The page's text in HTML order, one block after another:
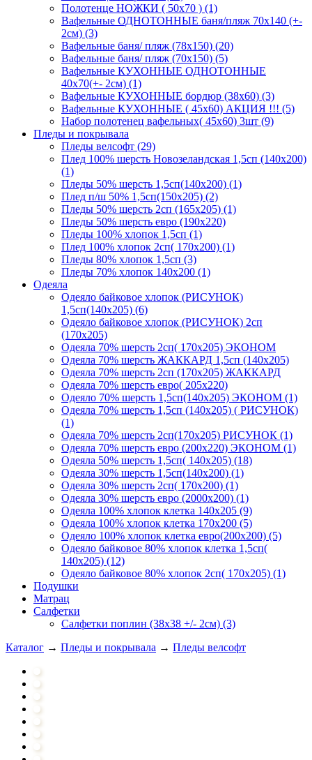
Полотенце НОЖКИ ( 50х70 ) (1)
Вафельные ОДНОТОННЫЕ баня/пляж 70х140 (+-
2см) (3)
Вафельные баня/ пляж (78х150) (20)
Вафельные баня/ пляж (70х150) (5)
Вафельные КУХОННЫЕ ОДНОТОННЫЕ
40х70(+- 2см) (1)
Вафельные КУХОННЫЕ бордюр (38х60) (3)
Вафельные КУХОННЫЕ ( 45х60) АКЦИЯ !!! (5)
Набор полотенец вафельных( 45х60) 3шт (9)
Пледы и покрывала
Пледы велсофт (29)
Плед 100% шерсть Новозеландская 1,5сп (140х200)
(1)
Пледы 50% шерсть 1,5сп(140х200) (1)
Плед п/ш 50% 1,5сп(150х205) (2)
Пледы 50% шерсть 2сп (165х205) (1)
Пледы 50% шерсть евро (190х220)
Пледы 100% хлопок 1,5сп (1)
Плед 100% хлопок 2сп( 170х200) (1)
Пледы 80% хлопок 1,5сп (3)
Пледы 70% хлопок 140х200 (1)
Одеяла
Одеяло байковое хлопок (РИСУНОК)
1,5сп(140х205) (6)
Одеяло байковое хлопок (РИСУНОК) 2сп
(170х205)
Одеяла 70% шерсть 2сп( 170х205) ЭКОНОМ
Одеяла 70% шерсть ЖАККАРД 1,5сп (140х205)
Одеяла 70% шерсть 2сп (170х205) ЖАККАРД
Одеяла 70% шерсть евро( 205х220)
Одеяло 70% шерсть 1,5сп(140х205) ЭКОНОМ (1)
Одеяла 70% шерсть 1,5сп (140х205) ( РИСУНОК)
(1)
Одеяла 70% шерсть 2сп(170х205) РИСУНОК (1)
Одеяла 70% шерсть евро (200х220) ЭКОНОМ (1)
Одеяла 50% шерсть 1,5сп( 140х205) (18)
Одеяла 30% шерсть 1,5сп(140х200) (1)
Одеяла 30% шерсть 2сп( 170х200) (1)
Одеяла 30% шерсть евро (2000х200) (1)
Одеяла 100% хлопок клетка 140х205 (9)
Одеяла 100% хлопок клетка 170х200 (5)
Одеяло 100% хлопок клетка евро(200х200) (5)
Одеяло байковое 80% хлопок клетка 1,5сп(
140х205) (12)
Одеяло байковое 80% хлопок 2сп( 170х205) (1)
Подушки
Матрац
Салфетки
Салфетки поплин (38х38 +/- 2см) (3)
Каталог → Пледы и покрывала → Пледы велсофт